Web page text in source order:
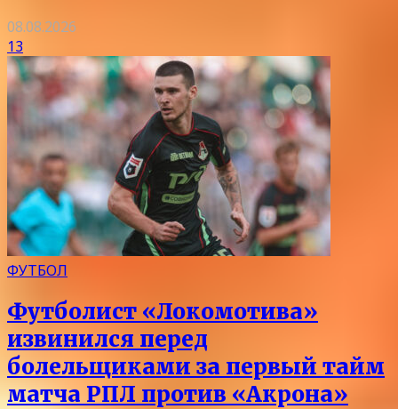
08.08.2026
13
ФУТБОЛ
Футболист «Локомотива»
извинился перед
болельщиками за первый тайм
матча РПЛ против «Акрона»